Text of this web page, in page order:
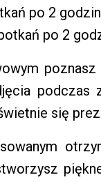
po 2
po 2
się